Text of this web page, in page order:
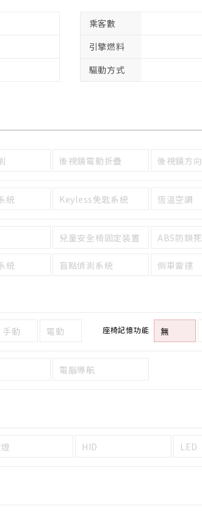
乘客數
引擎燃料
驅動方式
後視鏡電動折疊 後視鏡方
統 Keyless免匙系統 恆溫空調
兒童安全椅固定裝置 ABS防鎖死
統 盲點偵測系統 倒車雷達
手動 電動 座椅記憶功能 無
電腦導航
HID LED